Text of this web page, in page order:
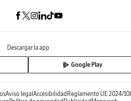
Descargar la app
Google Play
Aviso legalAccesibilidadReglamento UE 2024/